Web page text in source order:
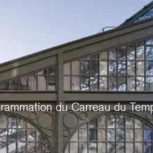
du Carreau du